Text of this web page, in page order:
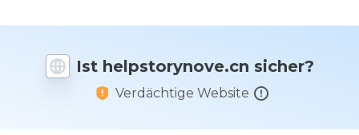
Ist helpstorynove.cn sicher?
Verdächtige Website
Sie diese
auf einer
Skala von
1 bis 5